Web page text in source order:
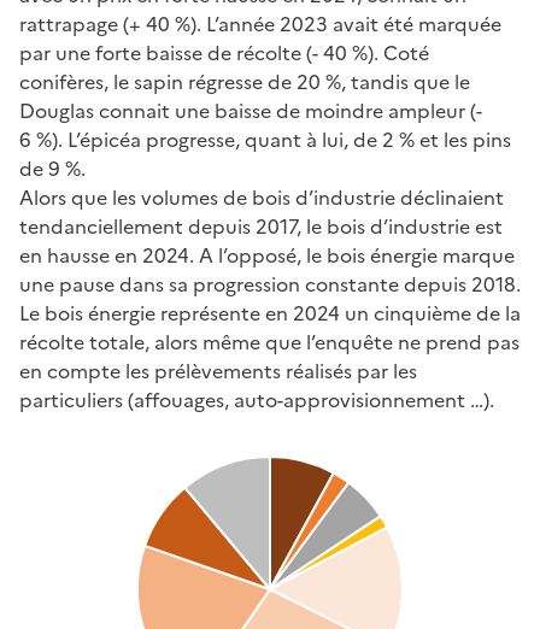
rattrapage (+ 40 %). L’année 2023 avait été marquée
par une forte baisse de récolte (- 40 %). Coté
conifères, le sapin régresse de 20 %, tandis que le
Douglas connait une baisse de moindre ampleur (-
6 %). L’épicéa progresse, quant à lui, de 2 % et les pins
de 9 %.
Alors que les volumes de bois d’industrie déclinaient
tendanciellement depuis 2017, le bois d’industrie est
en hausse en 2024. A l’opposé, le bois énergie marque
une pause dans sa progression constante depuis 2018.
Le bois énergie représente en 2024 un cinquième de la
récolte totale, alors même que l’enquête ne prend pas
en compte les prélèvements réalisés par les
particuliers (affouages, auto-approvisionnement …).